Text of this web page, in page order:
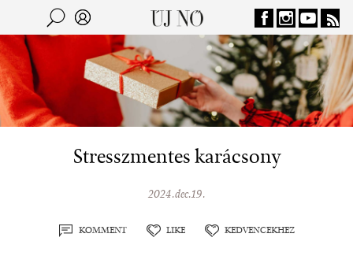
Jump to navigation
Kereső
Stresszmentes karácsony
2024.dec.19.
KOMMENT LIKE KEDVENCEKHEZ